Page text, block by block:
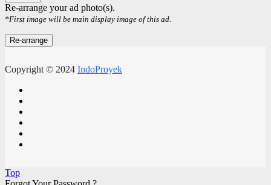
Re-arrange your ad photo(s).
*First image will be main display image of this ad.
Copyright © 2024 IndoProyek
Top